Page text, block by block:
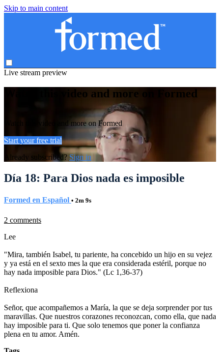
Skip to main content
Live stream preview
Watch this video and more on Formed
Watch this video and more on Formed
Start your free trial
Already subscribed? Sign in
Día 18: Para Dios nada es imposible
Formed en Español • 2m 9s
2 comments
Lee
"Mira, también Isabel, tu pariente, ha concebido un hijo en su vejez
y ya está en el sexto mes la que era considerada estéril, porque no
hay nada imposible para Dios." (Lc 1,36-37)
Reflexiona
Señor, que acompañemos a María, la que se deja sorprender por tus
maravillas. Que nuestros corazones reconozcan, como ella, que nada
hay imposible para ti. Que solo tenemos que poner la confianza
plena en tu amor. Amén.